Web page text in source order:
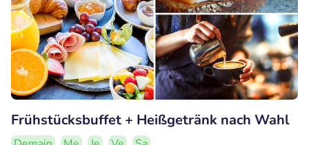
Frühstücksbuffet + Heißgetränk nach Wahl